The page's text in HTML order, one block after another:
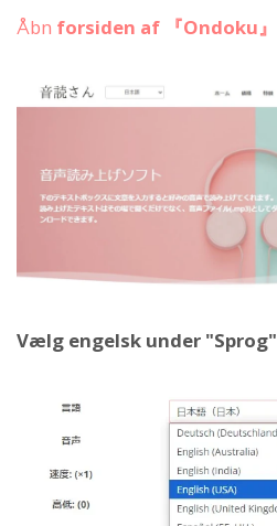
Åbn forsiden af 『Ondoku』
Vælg engelsk under "Sprog"